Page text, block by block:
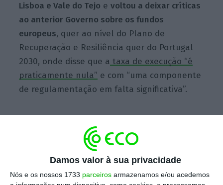
Damos valor à sua privacidade
Nós e os nossos 1733 parceiros armazenamos e/ou acedemos
Lisboa e Vale do Tejo evoltou a deixar críticas
ao anterior Governo sobre os fundos
europeus, quer ao nível do Plano de
Recuperação e Resiliência quer do Portugal
2030, onde disse que a taxa de execução “é
praticamente nula” e com “uma componente
de regulamentação em falta significativa”.
“Sem regulamentos não pode haver
concursos e sem concursos não pode haver
obra no terreno. A nossa ordem é para
acelerar tudo aquilo que pode ser acelerado
para podermos ter capacidade de resposta